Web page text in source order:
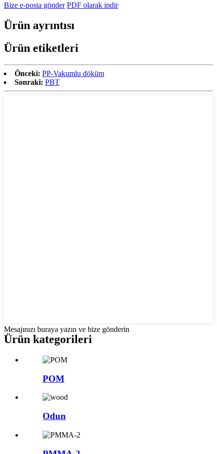
Bize e-posta gönder PDF olarak indir
Ürün ayrıntısı
Ürün etiketleri
Önceki: PP-Vakumlu döküm
Sonraki: PBT
Mesajınızı buraya yazın ve bize gönderin
Ürün kategorileri
POM
Odun